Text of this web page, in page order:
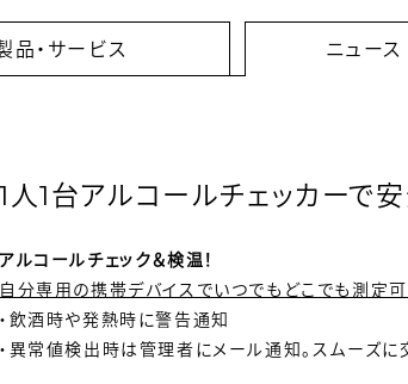
品・サービス ニュース
1人1台アルコールチェッカーで
アルコールチェック＆検温！
自分専用の携帯デバイスでいつでもどこでも測定
・飲酒時や発熱時に警告通知
・異常値検出時は管理者にメール通知。スムーズ